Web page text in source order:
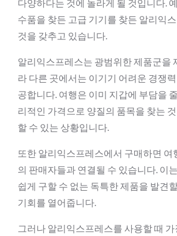
다양하다는 것에 놀라게 될 것입니다.
수품을 찾든 고급 기기를 찾든 알리익
것을 갖추고 있습니다.
알리익스프레스는 광범위한 제품군을
라 다른 곳에서는 이기기 어려운 경쟁
공합니다. 여행은 이미 지갑에 부담을
리적인 가격으로 양질의 품목을 찾는
할 수 있는 상황입니다.
또한 알리익스프레스에서 구매하면 여
의 판매자들과 연결될 수 있습니다. 이
쉽게 구할 수 없는 독특한 제품을 발견
기회를 열어줍니다.
그러나 알리익스프레스를 사용할 때 가